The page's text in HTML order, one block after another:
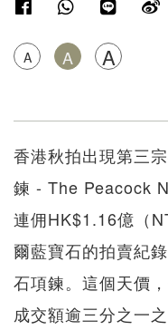
A A A
香港秋拍出現第三
鍊 - The Peacock
連佣HK$1.16億（
爾藍寶石的拍賣紀
石項鍊。這個天價
成交額逾三分之一之